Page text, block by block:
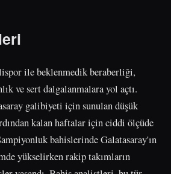
ile beklenmedik beraberliği,
ve sert dalgalanmalara yol açtı.
galibiyeti için sunulan düşük
kalan haftalar için ciddi ölçüde
bahislerinde Galatasaray'ın
yükselirken rakip takımların